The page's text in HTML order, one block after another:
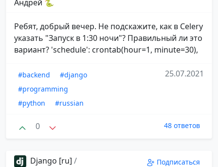
Андрей 🐍
Ребят, добрый вечер. Не подскажите, как в Celery
указать "Запуск в 1:30 ночи"? Правильный ли это
вариант? 'schedule': crontab(hour=1, minute=30),
#backend
#django
#programming
#python
#russian
25.07.2021
0 48 ответов
Django [ru] /
Подписаться